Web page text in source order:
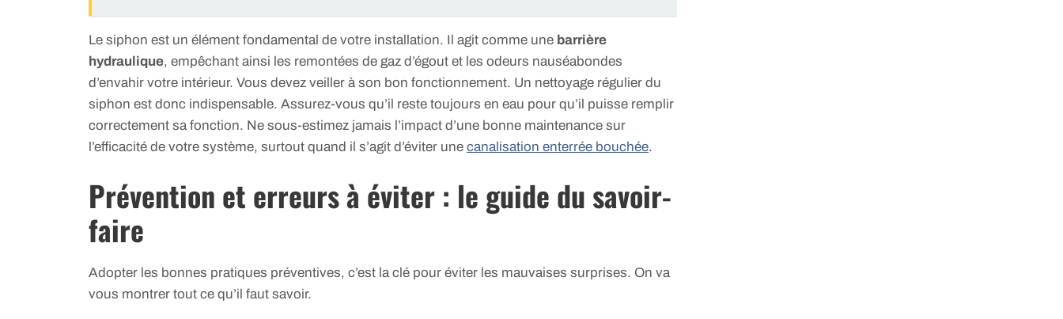
Le siphon est un élément fondamental de votre installation. Il agit comme une barrière
hydraulique, empêchant ainsi les remontées de gaz d’égout et les odeurs nauséabondes
d’envahir votre intérieur. Vous devez veiller à son bon fonctionnement. Un nettoyage régulier du
siphon est donc indispensable. Assurez-vous qu’il reste toujours en eau pour qu’il puisse remplir
correctement sa fonction. Ne sous-estimez jamais l’impact d’une bonne maintenance sur
l’efficacité de votre système, surtout quand il s’agit d’éviter une canalisation enterrée bouchée.
Prévention et erreurs à éviter : le guide du savoir-
faire
Adopter les bonnes pratiques préventives, c’est la clé pour éviter les mauvaises surprises. On va
vous montrer tout ce qu’il faut savoir.